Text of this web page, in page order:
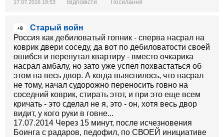
17.07.2016 18:53 Відповісти Посилання
+8
Старый войн
Россия как дебиловатый гопник - сперва насрал на
коврик двери соседу, да вот по дебиловатости своей
ошибся и перепутал квартиру - вместо очкарика
насрал амбалу, но зато уже успел похвастаться об
этом на весь двор. А когда выяснилось, что насрал
не тому, начал судорожно переносить говно на
соседний коврик, стирать этот, и при это еще всем
кричать - это сделал не я, это - он, хотя весь двор
видит, у кого руки в говне...
17.07.2014 Через 15 минут, после исчезновения
Боинга с радаров, педофил, по СВОЕЙ инициативе